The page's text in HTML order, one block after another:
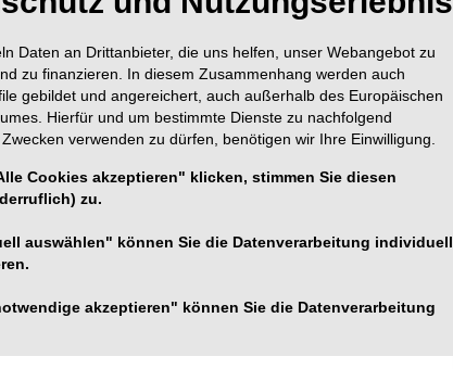
für ihre Praxen Zugang zur
Daten an Drittanbieter, die uns helfen, unser Webangebot zu
zu finanzieren. In diesem Zusammenhang werden auch
gebildet und angereichert, auch außerhalb des Europäischen
Hierfür und um bestimmte Dienste zu nachfolgend
verwenden zu dürfen, benötigen wir Ihre Einwilligung.
Cookies akzeptieren" klicken, stimmen Sie diesen
zu.
auswählen" können Sie die Datenverarbeitung individuell
akzeptieren" können Sie die Datenverarbeitung